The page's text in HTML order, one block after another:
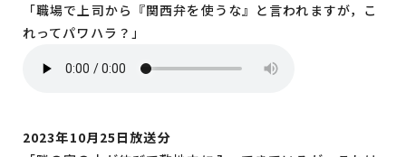
「職場で上司から『関西弁を使うな』と言われますが，こ
れってパワハラ？」
2023年10月25日放送分